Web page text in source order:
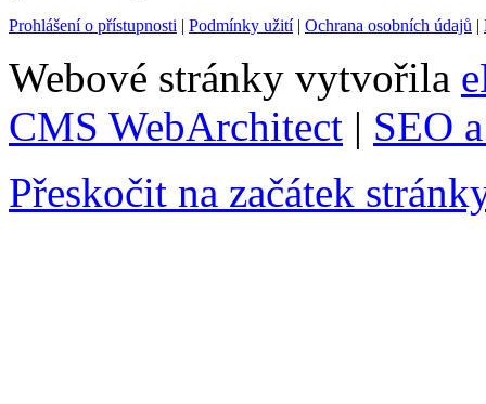
Prohlášení o přístupnosti | Podmínky užití| Ochrana osobních údajů |
Webové stránky vytvořila
CMS WebArchitect | SEO
Přeskočit na začátek